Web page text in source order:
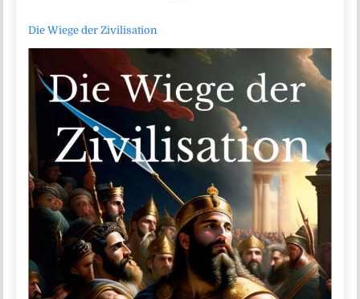
Die Wiege der Zivilisation